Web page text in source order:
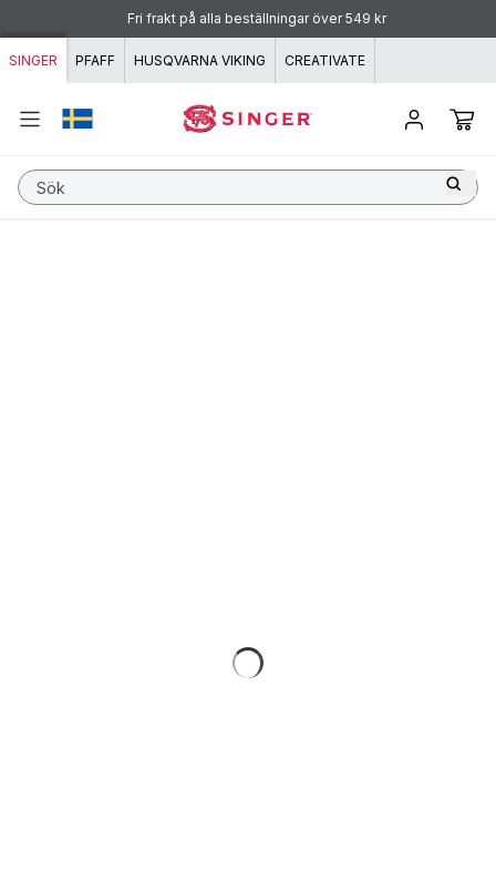
Hoppa till innehåll
Fri frakt på alla beställningar över 549 kr
SINGER PFAFF HUSQVARNA VIKING CREATIVATE
Sök